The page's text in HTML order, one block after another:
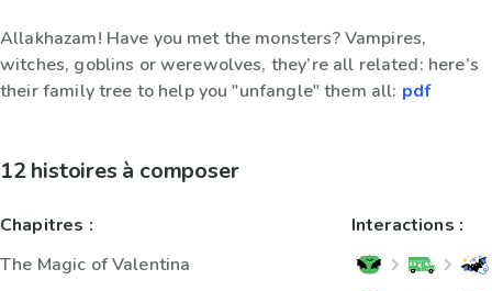
Allakhazam! Have you met the monsters? Vampires,
witches, goblins or werewolves, they’re all related: here’s
their family tree to help you "unfangle" them all: pdf
12 histoires à composer
Chapitres :
The Magic of Valentina
Interactions :